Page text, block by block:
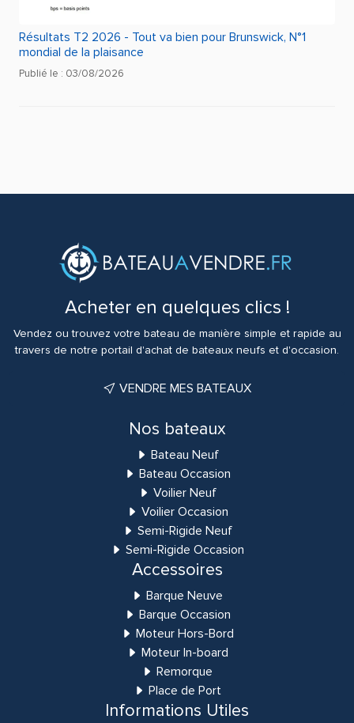
Résultats T2 2026 - Tout va bien pour Brunswick, N°1
mondial de la plaisance
Publié le : 03/08/2026
Acheter en quelques clics !
Vendez ou trouvez votre bateau de manière simple et rapide au
travers de notre portail d'achat de bateaux neufs et d'occasion.
VENDRE MES BATEAUX
Nos bateaux
Bateau Neuf
Bateau Occasion
Voilier Neuf
Voilier Occasion
Semi-Rigide Neuf
Semi-Rigide Occasion
Accessoires
Barque Neuve
Barque Occasion
Moteur Hors-Bord
Moteur In-board
Remorque
Place de Port
Informations Utiles